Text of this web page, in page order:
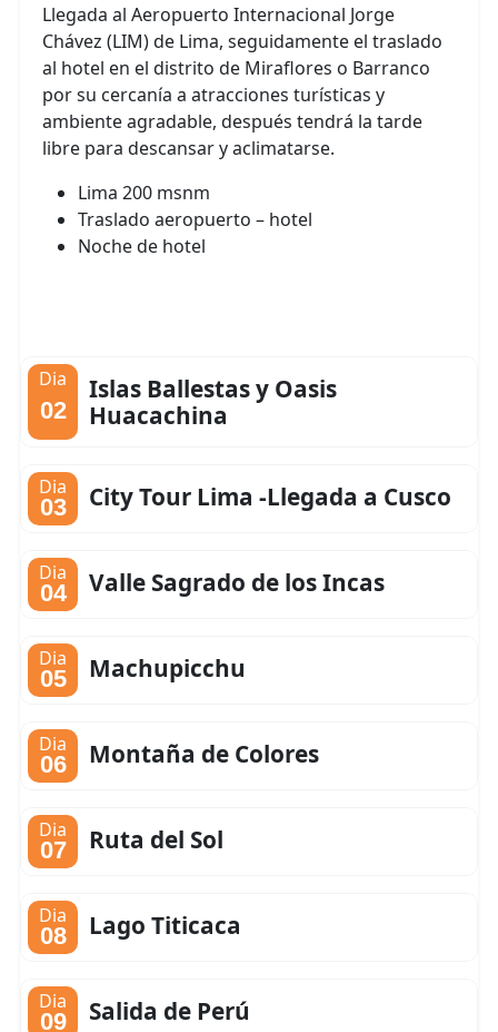
Llegada al Aeropuerto Internacional Jorge
Chávez (LIM) de Lima, seguidamente el traslado
al hotel en el distrito de Miraflores o Barranco
por su cercanía a atracciones turísticas y
ambiente agradable, después tendrá la tarde
libre para descansar y aclimatarse.
Lima 200 msnm
Traslado aeropuerto – hotel
Noche de hotel
Dia
02
Islas Ballestas y Oasis
Huacachina
Dia
03 City Tour Lima -Llegada a Cusco
Dia
04 Valle Sagrado de los Incas
Dia
05 Machupicchu
Dia
06 Montaña de Colores
Dia
07 Ruta del Sol
Dia
08 Lago Titicaca
Dia
09 Salida de Perú